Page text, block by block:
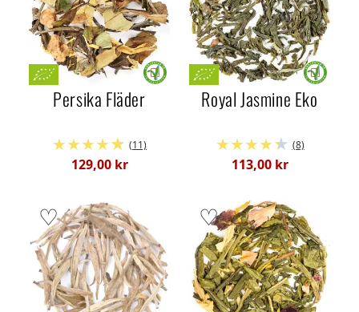
Persika Fläder
(11)
129,00 kr
Royal Jasmine Eko
(8)
113,00 kr